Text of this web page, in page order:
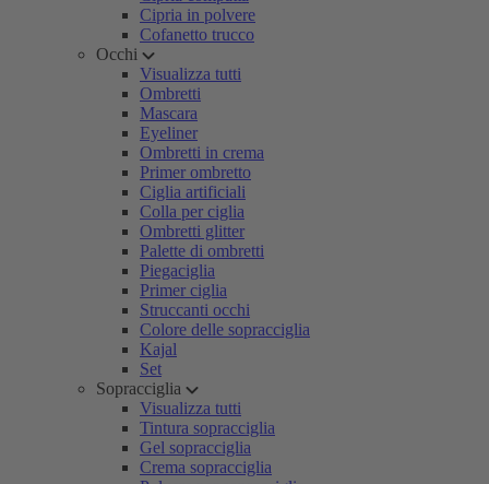
Cipria in polvere
Cofanetto trucco
Occhi
Visualizza tutti
Ombretti
Mascara
Eyeliner
Ombretti in crema
Primer ombretto
Ciglia artificiali
Colla per ciglia
Ombretti glitter
Palette di ombretti
Piegaciglia
Primer ciglia
Struccanti occhi
Colore delle sopracciglia
Kajal
Set
Sopracciglia
Visualizza tutti
Tintura sopracciglia
Gel sopracciglia
Crema sopracciglia